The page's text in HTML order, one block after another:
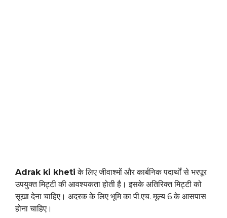
Adrak ki kheti के लिए जीवाश्मों और कार्बनिक पदार्थों से भरपूर
उपयुक्त मिट्टी की आवश्यकता होती है। इसके अतिरिक्त मिट्टी को
सूखा देना चाहिए। अदरक के लिए भूमि का पी.एच. मूल्य 6 के आसपास
होना चाहिए।